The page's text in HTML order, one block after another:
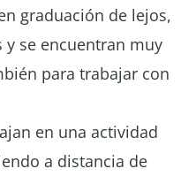
graduación de lejos,
y se encuentran muy
para trabajar con
en una actividad
a distancia de